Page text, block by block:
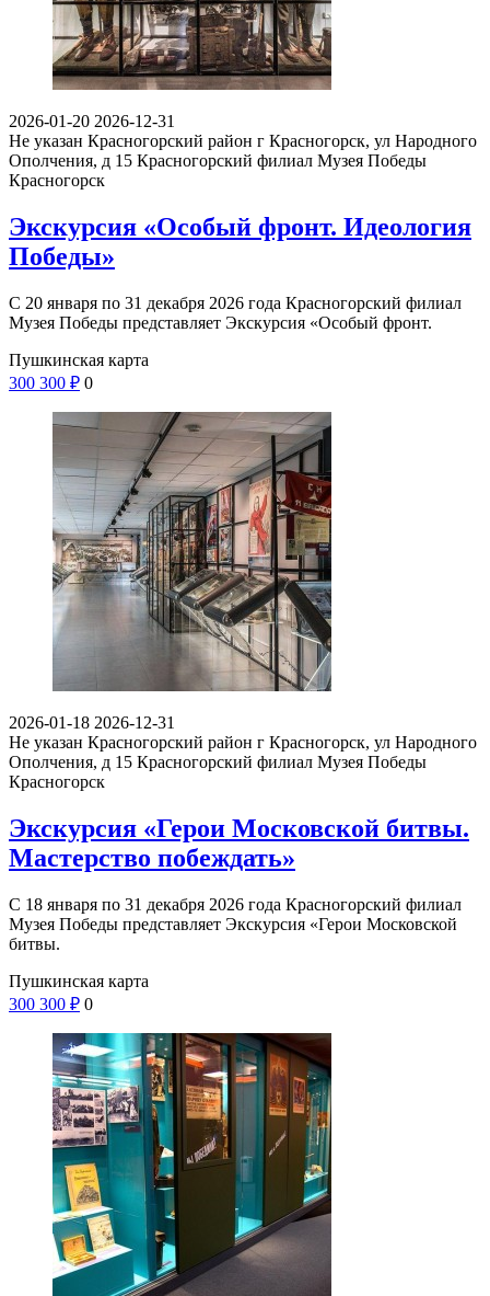
2026-01-20 2026-12-31
Не указан Красногорский район г Красногорск, ул Народного
Ополчения, д 15 Красногорский филиал Музея Победы
Красногорск
Экскурсия «Особый фронт. Идеология
Победы»
С 20 января по 31 декабря 2026 года Красногорский филиал
Музея Победы представляет Экскурсия «Особый фронт.
Пушкинская карта
300 300 ₽ 0
2026-01-18 2026-12-31
Не указан Красногорский район г Красногорск, ул Народного
Ополчения, д 15 Красногорский филиал Музея Победы
Красногорск
Экскурсия «Герои Московской битвы.
Мастерство побеждать»
С 18 января по 31 декабря 2026 года Красногорский филиал
Музея Победы представляет Экскурсия «Герои Московской
битвы.
Пушкинская карта
300 300 ₽ 0